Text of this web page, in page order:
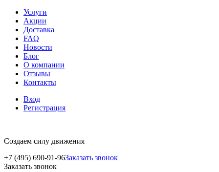
Услуги
Акции
Доставка
FAQ
Новости
Блог
О компании
Отзывы
Контакты
Вход
Регистрация
Создаем силу движения
+7 (495) 690-91-96Заказать звонок
Заказать звонок